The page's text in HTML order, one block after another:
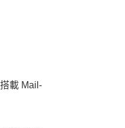
載 Mail-